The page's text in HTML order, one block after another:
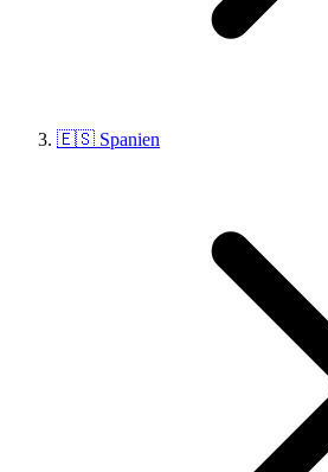
🇪🇸 Spanien